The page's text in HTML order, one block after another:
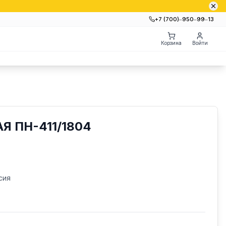
+7 (700)‒950‒99‒13
Корзина Войти
ПН-411/1804